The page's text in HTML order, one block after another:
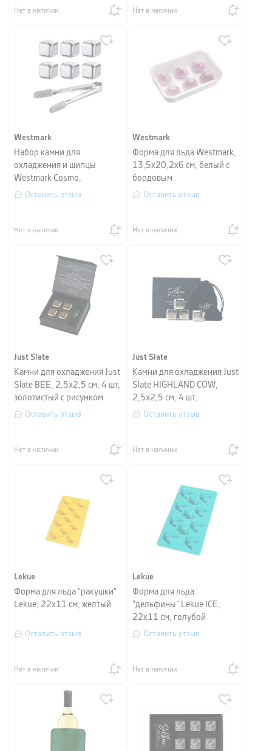
Нет в наличии Нет в наличии
Westmark
Набор камни для
охладжения и щипцы
Westmark Cosmo,
серебристый, 7 предметов
Оставить отзыв
Нет в наличии
Westmark
Форма для льда Westmark,
13,5х20,2х6 см, белый с
бордовым
Оставить отзыв
Нет в наличии
Just Slate
Камни для охладжения Just
Slate BEE, 2,5х2,5 см, 4 шт,
золотистый с рисунком
Оставить отзыв
Нет в наличии
Just Slate
Камни для охладжения Just
Slate HIGHLAND COW,
2,5х2,5 см, 4 шт,
серебристый с рисунком
Оставить отзыв
Нет в наличии
Lekue
Форма для льда "ракушки"
Lekue, 22х11 см, желтый
Оставить отзыв
Нет в наличии
Lekue
Форма для льда
"дельфины" Lekue ICE,
22х11 см, голубой
Оставить отзыв
Нет в наличии